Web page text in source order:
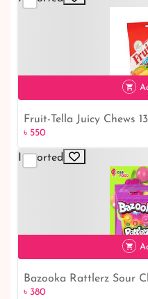
৳ 550
Fruit-Tella Juicy Chews
৳ 550
Imported
৳ 380
Bazooka Rattlerz Sour
৳ 380